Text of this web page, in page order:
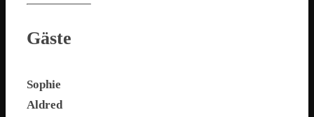
Gäste
Sophie
Aldred